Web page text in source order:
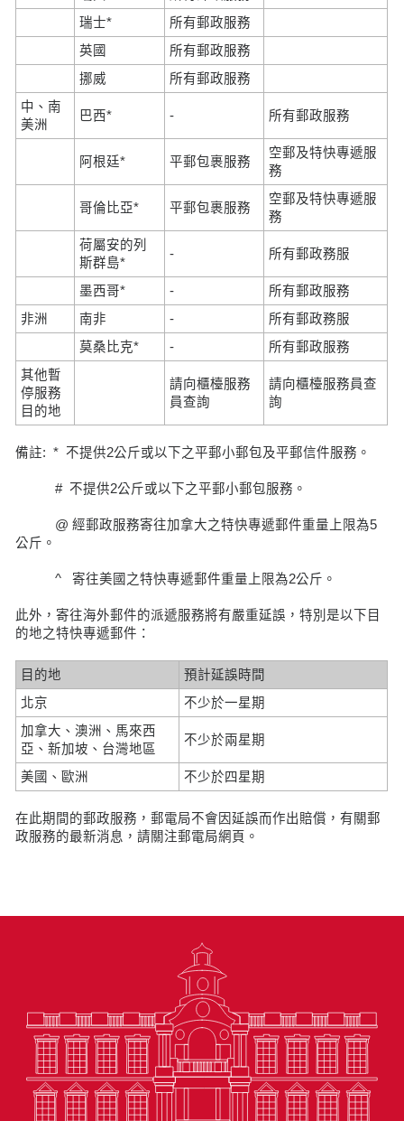
瑞士*
所有郵政服務
英國
所有郵政服務
挪威
所有郵政服務
中、南
美洲
巴西* - 所有郵政服務
阿根廷* 平郵包裹服務
空郵及特快專遞服
務
哥倫比亞* 平郵包裹服務
空郵及特快專遞服
務
荷屬安的列
斯群島*
- 所有郵政務服
墨西哥* -
所有郵政服務
非洲
南非 -
所有郵政務服
莫桑比克*
-
所有郵政服務
其他暫
停服務
目的地
請向櫃檯服務
員查詢
請向櫃檯服務員查
詢
備註: * 不提供2公斤或以下之平郵小郵包及平郵信件服務。
# 不提供2公斤或以下之平郵小郵包服務。
@ 經郵政服務寄往加拿大之特快專遞郵件重量上限為5
公斤。
^ 寄往美國之特快專遞郵件重量上限為2公斤。
此外，寄往海外郵件的派遞服務將有嚴重延誤，特別是以下目
的地之特快專遞郵件：
目的地
預計延誤時間
北京
不少於一星期
加拿大、澳洲、馬來西
亞、新加坡、台灣地區
不少於兩星期
美國、歐洲 不少於四星期
在此期間的郵政服務，郵電局不會因延誤而作出賠償，有關郵
政服務的最新消息，請關注郵電局網頁。